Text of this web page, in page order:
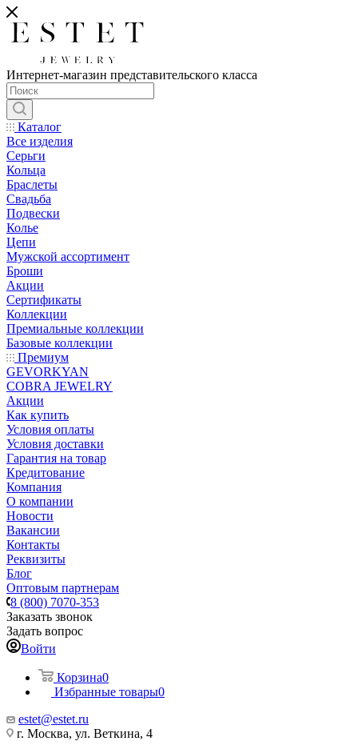
Интернет-магазин представительского класса
Каталог
Все изделия
Серьги
Кольца
Браслеты
Свадьба
Подвески
Колье
Цепи
Мужской ассортимент
Броши
Акции
Сертификаты
Коллекции
Премиальные коллекции
Базовые коллекции
Премиум
GEVORKYAN
COBRA JEWELRY
Акции
Как купить
Условия оплаты
Условия доставки
Гарантия на товар
Кредитование
Компания
О компании
Новости
Вакансии
Контакты
Реквизиты
Блог
Оптовым партнерам
8 (800) 7070-353
Заказать звонок
Задать вопрос
Войти
Корзина0
Избранные товары0
estet@estet.ru
г. Москва, ул. Веткина, 4